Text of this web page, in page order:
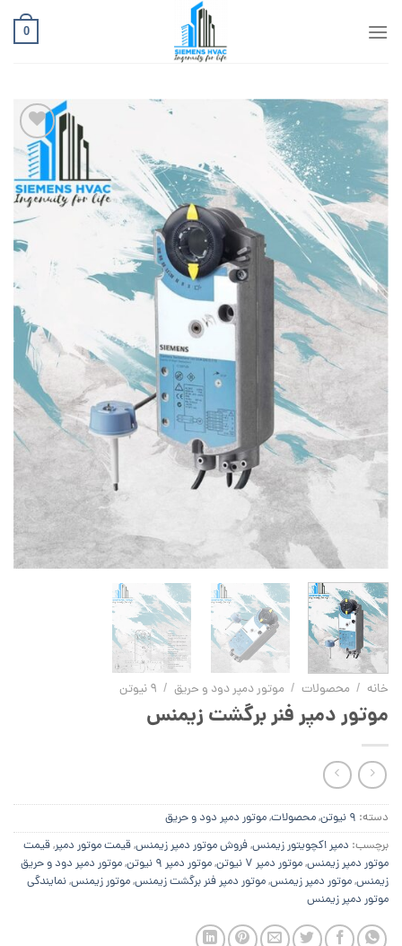
0
افزودن
به
علاقه
خانه / محصولات / موتور دمپر دود و حریق / 9 نیوتن
موتور دمپر فنر برگشت زیمنس
دسته: 9 نیوتن ,محصولات,موتور دمپر دود و حریق
برچسب: دمپر اکچویتور زیمنس,فروش موتور دمپر زیمنس,قیمت موتور دمپر,قیمت
موتور دمپر زیمنس,موتور دمپر 7 نیوتن ,موتور دمپر 9 نیوتن ,موتور دمپر دود و حریق
زیمنس,موتور دمپر زیمنس,موتور دمپر فنر برگشت زیمنس,موتور زیمنس,نمایندگی
موتور دمپر زیمنس